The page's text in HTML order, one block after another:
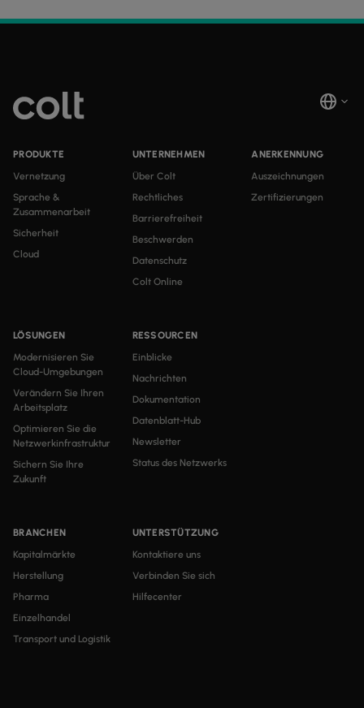
PRODUKTE
Vernetzung
Sprache &
Zusammenarbeit
Sicherheit
Cloud
LÖSUNGEN
Modernisieren Sie
Cloud-Umgebungen
Verändern Sie Ihren
Arbeitsplatz
Optimieren Sie die
Netzwerkinfrastruktur
Sichern Sie Ihre
Zukunft
BRANCHEN
Kapitalmärkte
Herstellung
Pharma
Einzelhandel
Transport und Logistik
RESSOURCEN
Einblicke
Nachrichten
Dokumentation
Datenblatt-Hub
Newsletter
Status des Netzwerks
UNTERNEHMEN
Über Colt
Rechtliches
Barrierefreiheit
Beschwerden
Datenschutz
Colt Online
UNTERSTÜTZUNG
Kontaktiere uns
Verbinden Sie sich
Hilfecenter
ANERKENNUNG
Auszeichnungen
Zertifizierungen